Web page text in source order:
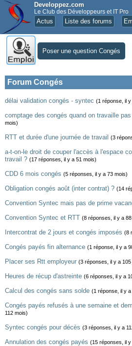
Developpez.com
Le Club des Développeurs et IT Pro
Actus Liste des forums
Poser une question Congés
Forum Congés
délai validation congés - syntec (1 réponse, il
comptage des congés quand on travaille
mois)
RTT et durée d'une journée de travail (3
a-t-on-le droit de couper l'accès à l'espace
travail ? (17 réponses, il y a 51 mois)
CDD 6 mois congés (5 réponses, il y a 73 mois)
Obligation congés août (inter contrat) ? (14
Convention Syntec mais pas de prime
Convention Syntec et RTT (8 réponses, il y a
Intercontrat de 2 jours et congés imposés (8
Congés payés fin alternance (1 réponse, il y a
Placer ses Rtt employeur (3 réponses, il y a 105
Heures de récup d'astreinte (6 réponses, il y a
Calcul des congés sans solde (1 réponse, il y a
Congés payés refusés à une semaine et
112 mois)
Syntec congés pour décès (3 réponses, il y a
Annulation des congés payés (15 réponses, il y